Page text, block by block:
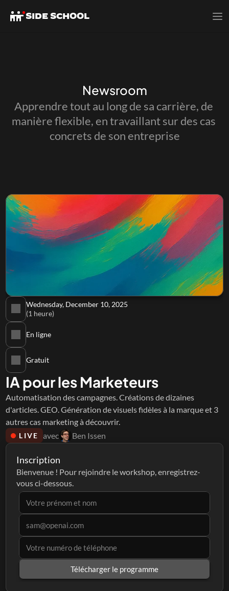
Newsroom
Apprendre tout au long de sa carrière, de
manière flexible, en travaillant sur des cas
concrets de son entreprise
Wednesday, December 10, 2025
(1 heure)
En ligne
Gratuit
IA pour les Marketeurs
Automatisation des campagnes. Créations de dizaines
d'articles. GEO. Génération de visuels fidèles à la marque et 3
autres cas marketing à découvrir.
LIVE avec Ben Issen
Inscription
Bienvenue ! Pour rejoindre le workshop, enregistrez-
vous ci-dessous.
Télécharger le programme
SIDE SCHOOL
SIDE SCHOOL